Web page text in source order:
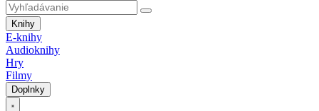
Knihy
E-knihy
Audioknihy
Hry
Filmy
Doplnky